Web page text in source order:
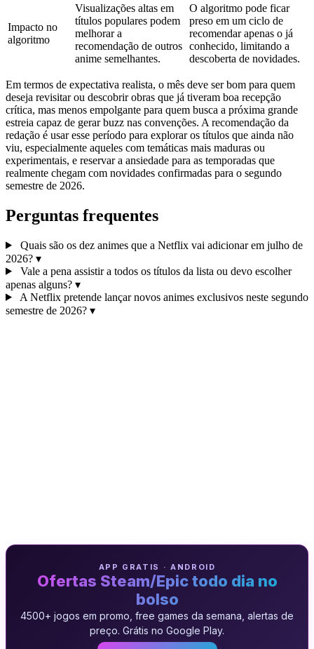
Impacto no
algoritmo
Visualizações altas em
títulos populares podem
melhorar a
recomendação de outros
anime semelhantes.
O algoritmo pode ficar
preso em um ciclo de
recomendar apenas o já
conhecido, limitando a
descoberta de novidades.
Em termos de expectativa realista, o mês deve ser bom para quem
deseja revisitar ou descobrir obras que já tiveram boa recepção
crítica, mas menos empolgante para quem busca a próxima grande
estreia capaz de gerar buzz nas convenções. A recomendação da
redação é usar esse período para explorar os títulos que ainda não
viu, especialmente aqueles com temáticas mais maduras ou
experimentais, e reservar a ansiedade para as temporadas que
realmente chegam com novidades confirmadas para o segundo
semestre de 2026.
Perguntas frequentes
Quais são os dez animes que a Netflix vai adicionar em julho de
2026? ▾
Vale a pena assistir a todos os títulos da lista ou devo escolher
apenas alguns? ▾
A Netflix pretende lançar novos animes exclusivos neste segundo
semestre de 2026? ▾
APP GRATIS · ANDROID
Ofertas Steam/Epic todo dia no
bolso
4500+ jogos em promo, free games da semana, alertas de
preço. Grátis no Google Play.